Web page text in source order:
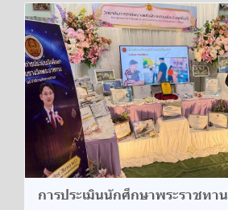
การประเมินนักศึกษาพระราชทาน